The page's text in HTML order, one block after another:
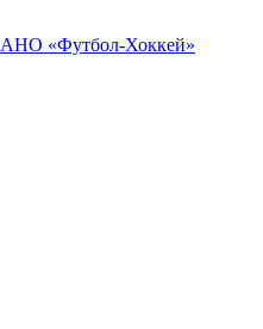
АНО «Футбол-Хоккей»